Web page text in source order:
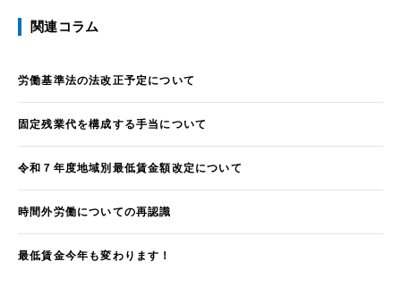
関連コラム
労働基準法の法改正予定について
固定残業代を構成する手当について
令和７年度地域別最低賃金額改定について
時間外労働についての再認識
最低賃金今年も変わります！